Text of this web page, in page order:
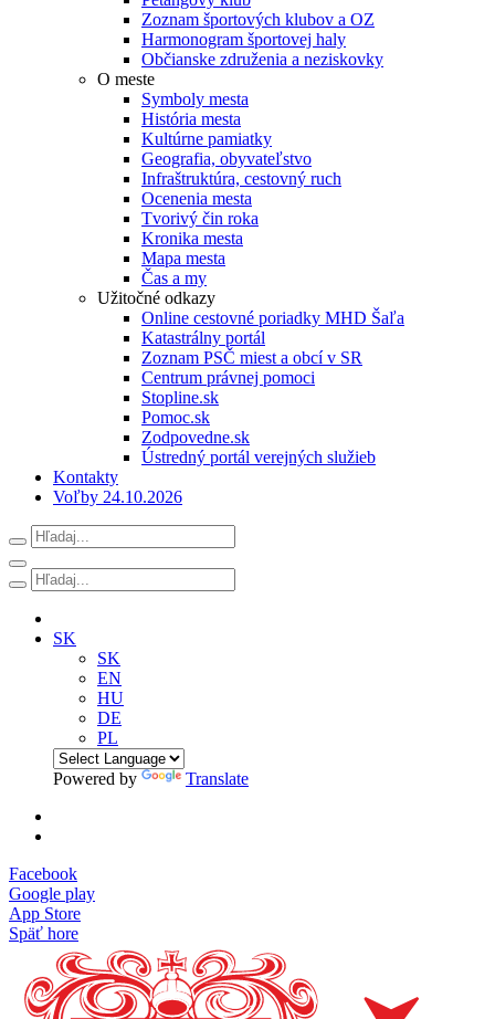
Zoznam športových klubov a OZ
Harmonogram športovej haly
Občianske združenia a neziskovky
O meste
Symboly mesta
História mesta
Kultúrne pamiatky
Geografia, obyvateľstvo
Infraštruktúra, cestovný ruch
Ocenenia mesta
Tvorivý čin roka
Kronika mesta
Mapa mesta
Čas a my
Užitočné odkazy
Online cestovné poriadky MHD Šaľa
Katastrálny portál
Zoznam PSČ miest a obcí v SR
Centrum právnej pomoci
Stopline.sk
Pomoc.sk
Zodpovedne.sk
Ústredný portál verejných služieb
Kontakty
Voľby 24.10.2026
SK
SK
EN
HU
DE
PL
Powered by Translate
Facebook
Google play
App Store
Späť hore